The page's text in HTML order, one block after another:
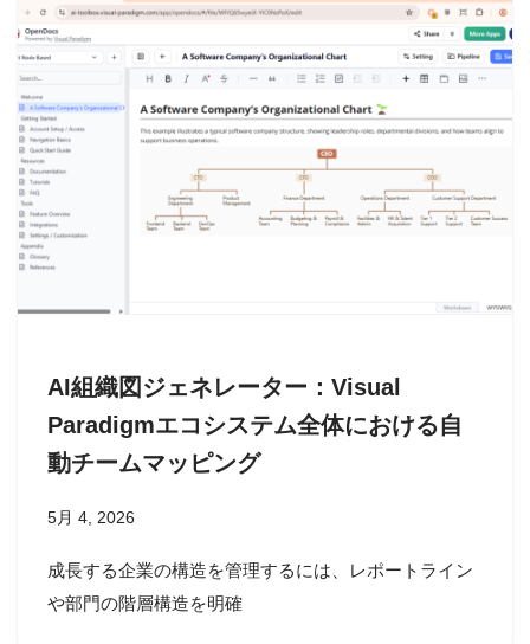
AI組織図ジェネレーター：Visual
Paradigmエコシステム全体における自
動チームマッピング
5月 4, 2026
成長する企業の構造を管理するには、レポートライン
や部門の階層構造を明確